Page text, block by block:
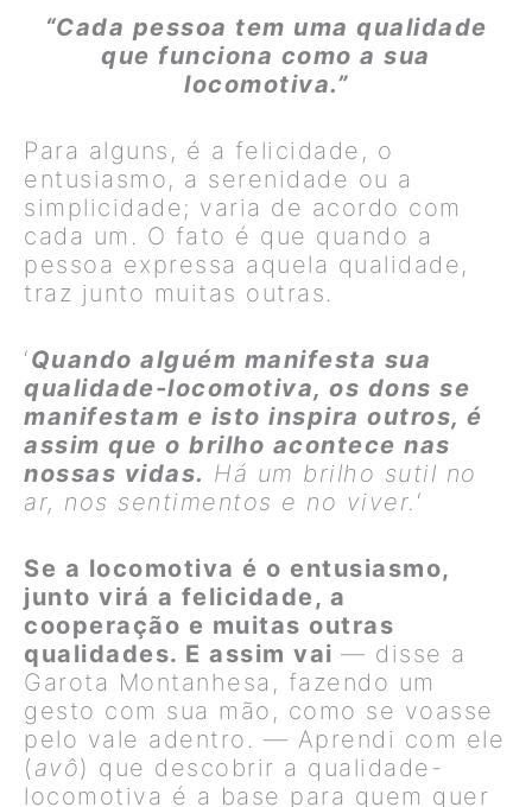
“Cada pessoa tem uma qualidade
que funciona como a sua
locomotiva.”
Para alguns, é a felicidade, o
entusiasmo, a serenidade ou a
simplicidade; varia de acordo com
cada um. O fato é que quando a
pessoa expressa aquela qualidade,
traz junto muitas outras.
‘Quando alguém manifesta sua
qualidade-locomotiva, os dons se
manifestam e isto inspira outros, é
assim que o brilho acontece nas
nossas vidas. Há um brilho sutil no
ar, nos sentimentos e no viver. ‘
Se a locomotiva é o entusiasmo,
junto virá a felicidade, a
cooperação e muitas outras
qualidades. E assim vai — disse a
Garota Montanhesa, fazendo um
gesto com sua mão, como se voasse
pelo vale adentro. — Aprendi com ele
( avô) que descobrir a qualidade-
locomotiva é a base para quem quer